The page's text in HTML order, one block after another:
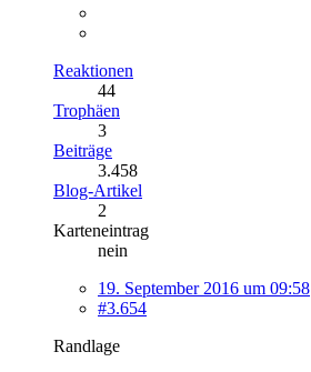
Reaktionen
44
Trophäen
3
Beiträge
3.458
Blog-Artikel
2
Karteneintrag
nein
19. September 2016 um 09:58
#3.654
Randlage